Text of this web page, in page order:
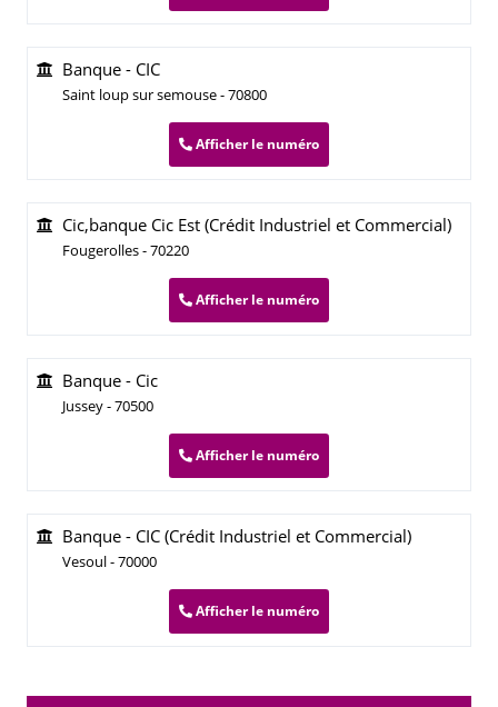
Banque - CIC
Saint loup sur semouse - 70800
Afficher le numéro
Cic,banque Cic Est (Crédit Industriel et Commercial)
Fougerolles - 70220
Afficher le numéro
Banque - Cic
Jussey - 70500
Afficher le numéro
Banque - CIC (Crédit Industriel et Commercial)
Vesoul - 70000
Afficher le numéro